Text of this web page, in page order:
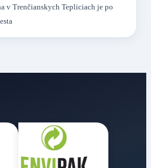
v Trenčianskych Tepliciach je po